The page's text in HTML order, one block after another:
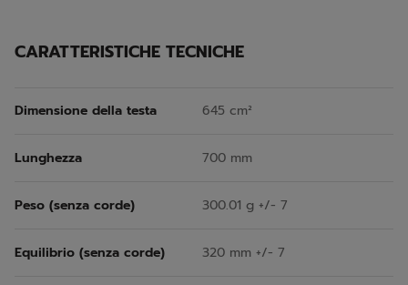
CARATTERISTICHE TECNICHE
Dimensione della testa 645 cm²
Lunghezza 700 mm
Peso (senza corde) 300.01 g +/- 7
Equilibrio (senza corde) 320 mm +/- 7